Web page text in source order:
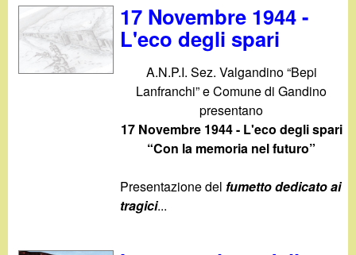
17 Novembre 1944 -
L'eco degli spari
A.N.P.I. Sez. Valgandino “Bepi
Lanfranchi” e Comune di Gandino
presentano
17 Novembre 1944 - L'eco degli spari
“Con la memoria nel futuro”
Presentazione delfumetto dedicato ai
tragici...